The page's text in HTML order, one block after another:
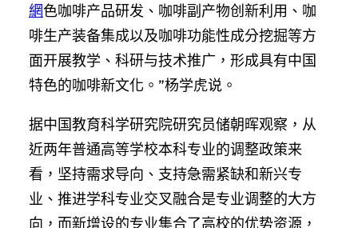
網色咖啡产品研发、咖啡副产物创新利用、咖
啡生产装备集成以及咖啡功能性成分挖掘等方
面开展教学、科研与技术推广，形成具有中国
特色的咖啡新文化。”杨学虎说。
据中国教育科学研究院研究员储朝晖观察，从
近两年普通高等学校本科专业的调整政策来
看，坚持需求导向、支持急需紧缺和新兴专
业、推进学科专业交叉融合是专业调整的大方
向，而新增设的专业集合了高校的优势资源，